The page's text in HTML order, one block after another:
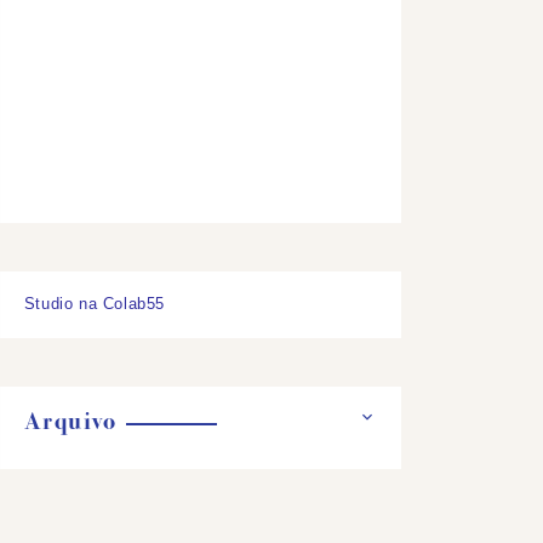
Studio na Colab55
Arquivo